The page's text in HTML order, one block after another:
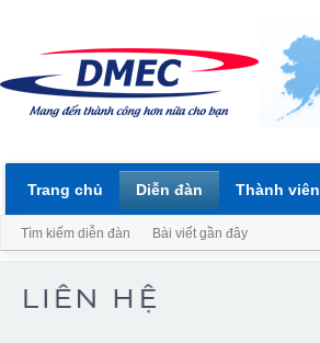
Trang chủ Diễn đàn
Tìm kiếm diễn đàn Bài viết gần đây
Thành viên